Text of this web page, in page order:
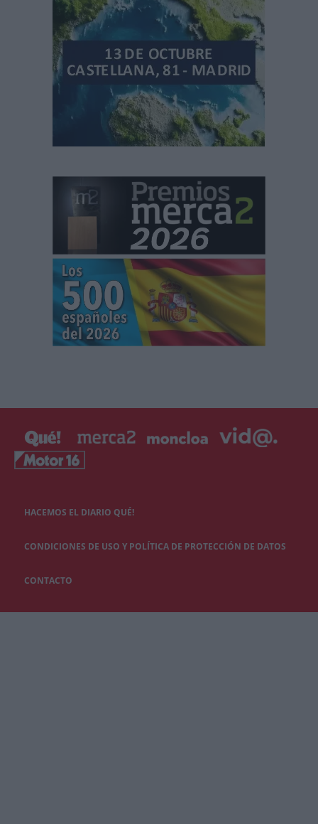
HACEMOS EL DIARIO QUÉ!
CONDICIONES DE USO Y POLÍTICA DE PROTECCIÓN DE DATOS
CONTACTO